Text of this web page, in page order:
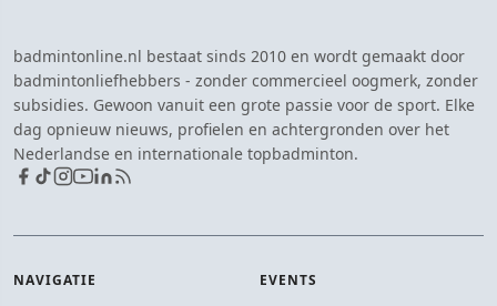
badmintonline.nl bestaat sinds 2010 en wordt gemaakt door
badmintonliefhebbers - zonder commercieel oogmerk, zonder
subsidies. Gewoon vanuit een grote passie voor de sport. Elke
dag opnieuw nieuws, profielen en achtergronden over het
Nederlandse en internationale topbadminton.
NAVIGATIE EVENTS